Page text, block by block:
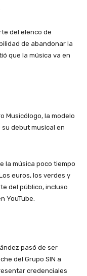
del elenco de
de abandonar la
que la música va en
Musicólogo, la modelo
debut musical en
la música poco tiempo
euros, los verdes y
del público, incluso
YouTube.
pasó de ser
del Grupo SIN a
credenciales